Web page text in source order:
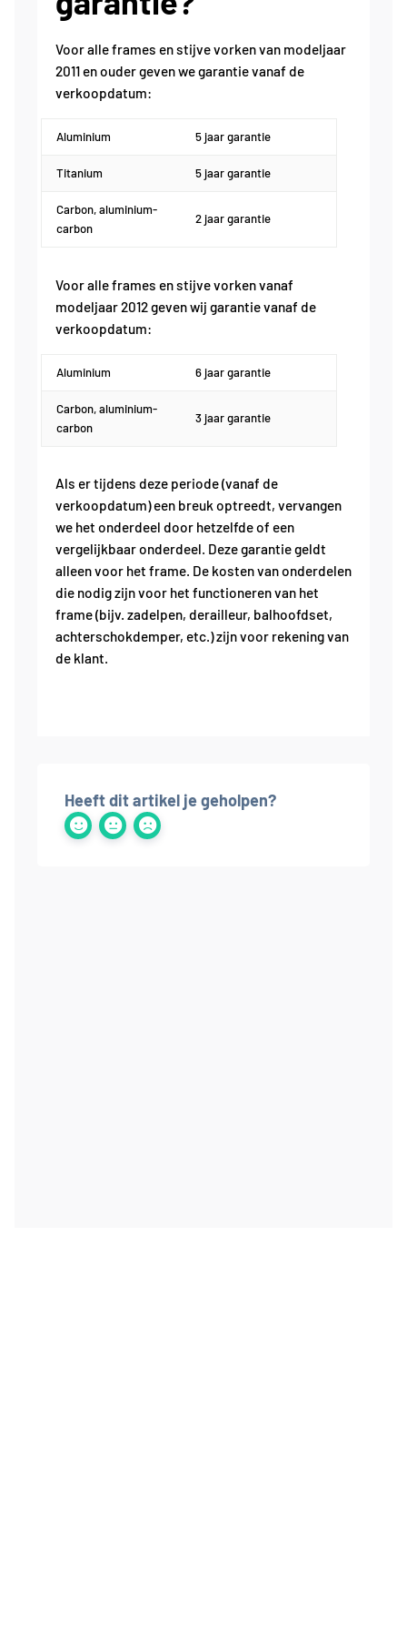
Hoe werkt mijn Purion 200 display?
Hoe werkt mijn Kiox 300/ Kiox 500
Hoe werkt het verbinden met de Flow
Hoe werkt het retourneren?
Hoe kom ik aan een retourformulier?
vanuit België?
Voor alle frames en stijve vorken van modeljaar
2011 en ouder geven we garantie vanaf de
verkoopdatum:
Aluminium 5 jaar garantie
Titanium 5 jaar garantie
Carbon, aluminium-
carbon
2 jaar garantie
Voor alle frames en stijve vorken vanaf
modeljaar 2012 geven wij garantie vanaf de
verkoopdatum:
Aluminium 6 jaar garantie
Carbon, aluminium-
carbon
3 jaar garantie
Als er tijdens deze periode (vanaf de
verkoopdatum) een breuk optreedt, vervangen
we het onderdeel door hetzelfde of een
vergelijkbaar onderdeel. Deze garantie geldt
alleen voor het frame. De kosten van onderdelen
die nodig zijn voor het functioneren van het
frame (bijv. zadelpen, derailleur, balhoofdset,
achterschokdemper, etc.) zijn voor rekening van
de klant.
Heeft dit artikel je geholpen?